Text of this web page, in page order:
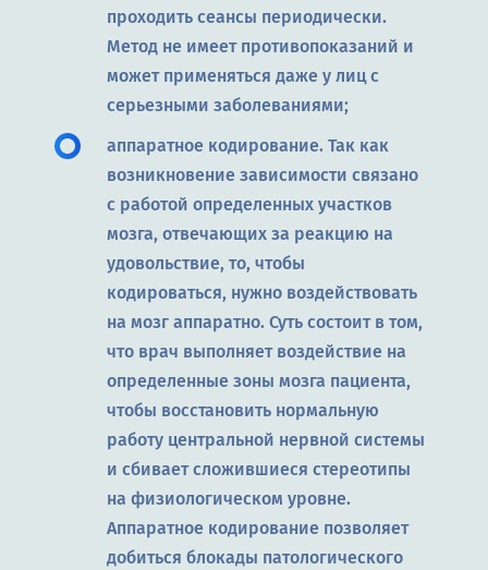
проходить сеансы периодически.
Метод не имеет противопоказаний и
может применяться даже у лиц с
серьезными заболеваниями;
аппаратное кодирование. Так как
возникновение зависимости связано
с работой определенных участков
мозга, отвечающих за реакцию на
удовольствие, то, чтобы
кодироваться, нужно воздействовать
на мозг аппаратно. Суть состоит в том,
что врач выполняет воздействие на
определенные зоны мозга пациента,
чтобы восстановить нормальную
работу центральной нервной системы
и сбивает сложившиеся стереотипы
на физиологическом уровне.
Аппаратное кодирование позволяет
добиться блокады патологического